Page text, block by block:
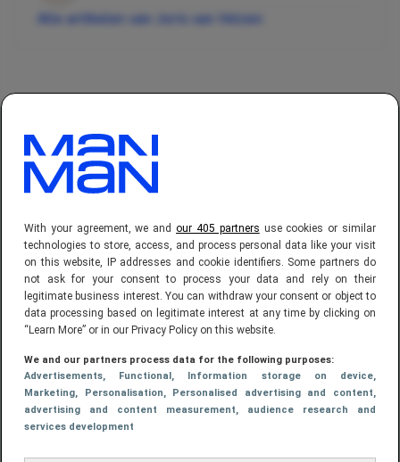
With your agreement, we andour 405 partners use cookies or similar
technologies to store, access, and process personal data like your visit
on this website, IP addresses and cookie identifiers. Some partners do
not ask for your consent to process your data and rely on their
legitimate business interest. You can withdraw your consent or object to
data processing based on legitimate interest at any time by clicking on
“Learn More” or in our Privacy Policy on this website.
We and our partners process data for the following purposes:
Advertisements, Functional, Information storage on device,
Marketing, Personalisation, Personalised advertising and content,
advertising and content measurement, audience research and
services development
Alle artikelen van Joris van Velzen
LEES MEER
Veel jongeren vragen
ChatGPT om financieel
advies: slim of riskant?
TECH
Opmerkelijk:
biedt nu ook